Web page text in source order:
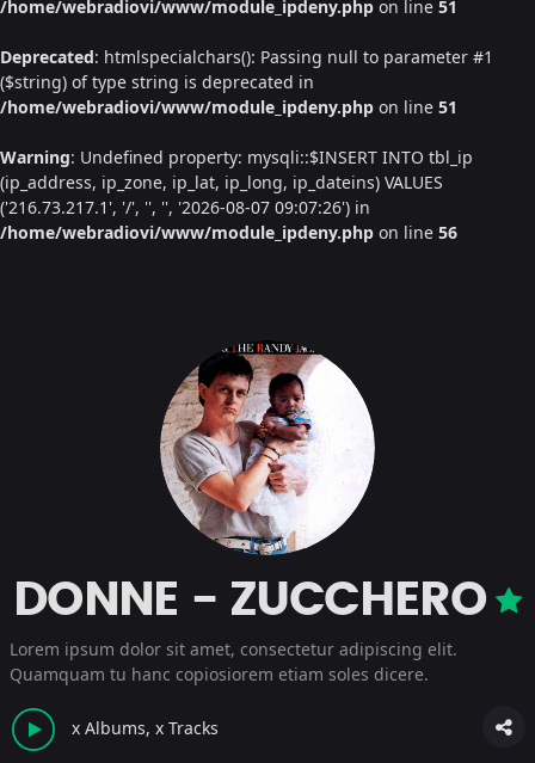
/home/webradiovi/www/module_ipdeny.php on line 51
Deprecated: htmlspecialchars(): Passing null to parameter #1
($string) of type string is deprecated in
/home/webradiovi/www/module_ipdeny.php on line 51
Warning: Undefined property: mysqli::$INSERT INTO tbl_ip
(ip_address, ip_zone, ip_lat, ip_long, ip_dateins) VALUES
('216.73.217.1', '/', '', '', '2026-08-07 09:07:26') in
/home/webradiovi/www/module_ipdeny.php on line 56
DONNE - ZUCCHERO
Lorem ipsum dolor sit amet, consectetur adipiscing elit.
Quamquam tu hanc copiosiorem etiam soles dicere.
x Albums, x Tracks